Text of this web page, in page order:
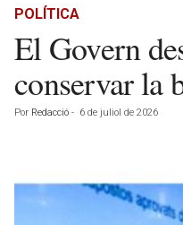
POLÍTICA
El Govern
conservar la
Por Redacció - 6 de juliol de 2026